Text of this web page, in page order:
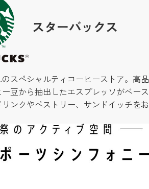
スターバックス
スペシャルティコーヒーストア。高品
豆から抽出したエスプレッソがベース
ンクやペストリー、サンドイッチをお